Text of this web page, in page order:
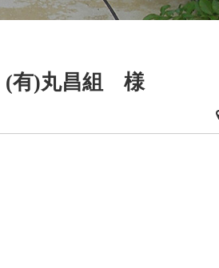
(有)丸昌組 様